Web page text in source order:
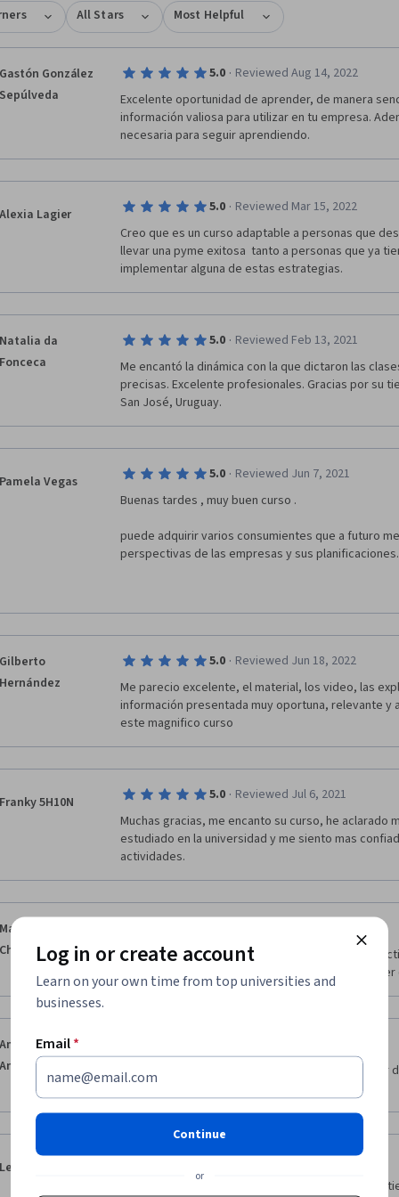
All Stars Most Helpful
Gastón González
Sepúlveda
5.0 · Reviewed Aug 14, 2022
Excelente oportunidad de aprender, de manera
información valiosa para utilizar en tu empresa.
necesaria para seguir aprendiendo.
Alexia Lagier 5.0 · Reviewed Mar 15, 2022
Creo que es un curso adaptable a personas que
llevar una pyme exitosa  tanto a personas que ya
implementar alguna de estas estrategias.
Natalia da
Fonceca
5.0 · Reviewed Feb 13, 2021
Me encantó la dinámica con la que dictaron las
precisas. Excelente profesionales. Gracias por su
San José, Uruguay.
Pamela Vegas 5.0 · Reviewed Jun 7, 2021
Buenas tardes , muy buen curso .
puede adquirir varios consumientes que a futuro
perspectivas de las empresas y sus planificaciones.
Gilberto
Hernández
5.0 · Reviewed Jun 18, 2022
Me parecio excelente, el material, los video, las
información presentada muy oportuna, relevante y
este magnifico curso
Franky 5H10N 5.0 · Reviewed Jul 6, 2021
Muchas gracias, me encanto su curso, he aclarado
estudiado en la universidad y me siento mas
actividades.
Marco Antonio Rios
Chaverra
Es una estrategia de estudio muy divertida,
para cualquier tipo de persona, que desee
Amisadai Del
Angel Marin
Me siento muy satisfecho, ya que puedo entender
Leonel Solis 5.0 · Reviewed Sep 23, 2020
Extraordinarios los profesores, porque se ve que
Log in or create account
Learn on your own time from top universities and
businesses.
Email*
Continue
or